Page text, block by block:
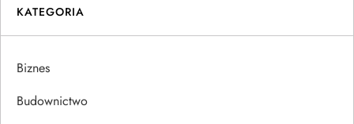
g
a
c
KATEGORIA
Biznes
Budownictwo